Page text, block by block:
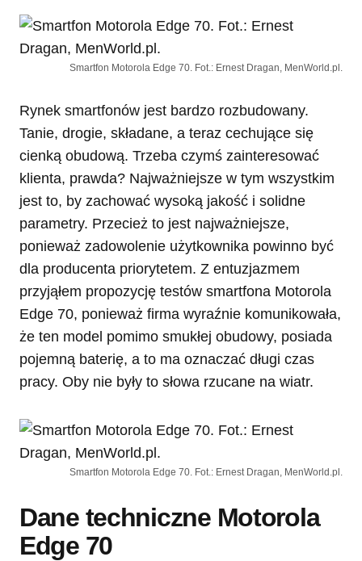
Smartfon Motorola Edge 70. Fot.: Ernest Dragan, MenWorld.pl.
Rynek smartfonów jest bardzo rozbudowany.
Tanie, drogie, składane, a teraz cechujące się
cienką obudową. Trzeba czymś zainteresować
klienta, prawda? Najważniejsze w tym wszystkim
jest to, by zachować wysoką jakość i solidne
parametry. Przecież to jest najważniejsze,
ponieważ zadowolenie użytkownika powinno być
dla producenta priorytetem. Z entuzjazmem
przyjąłem propozycję testów smartfona Motorola
Edge 70, ponieważ firma wyraźnie komunikowała,
że ten model pomimo smukłej obudowy, posiada
pojemną baterię, a to ma oznaczać długi czas
pracy. Oby nie były to słowa rzucane na wiatr.
Smartfon Motorola Edge 70. Fot.: Ernest Dragan, MenWorld.pl.
Dane techniczne Motorola
Edge 70